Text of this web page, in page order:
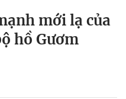
mới lạ của
hồ Gươm